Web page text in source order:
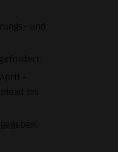
und
-
bis